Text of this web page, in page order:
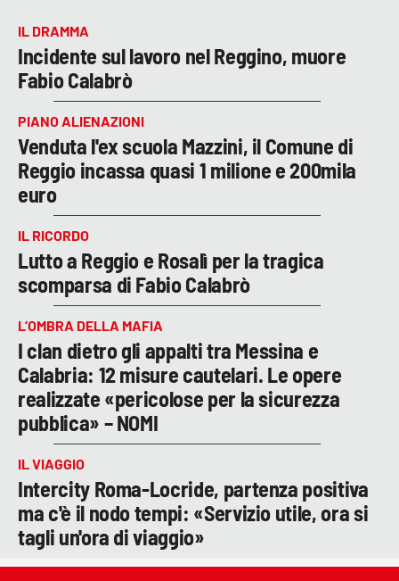
IL DRAMMA
Incidente sul lavoro nel Reggino, muore
Fabio Calabrò
PIANO ALIENAZIONI
Venduta l'ex scuola Mazzini, il Comune di
Reggio incassa quasi 1 milione e 200mila
euro
IL RICORDO
Lutto a Reggio e Rosalì per la tragica
scomparsa di Fabio Calabrò
L’OMBRA DELLA MAFIA
I clan dietro gli appalti tra Messina e
Calabria: 12 misure cautelari. Le opere
realizzate «pericolose per la sicurezza
pubblica» – NOMI
IL VIAGGIO
Intercity Roma-Locride, partenza positiva
ma c'è il nodo tempi: «Servizio utile, ora si
tagli un'ora di viaggio»